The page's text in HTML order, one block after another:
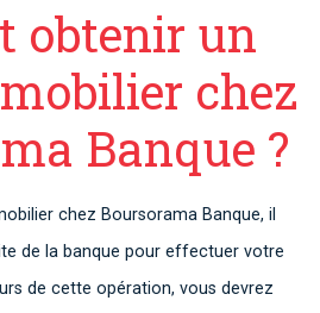
obtenir un
chez
Banque ?
chez Boursorama Banque, il
de la banque pour effectuer votre
de cette opération, vous devrez